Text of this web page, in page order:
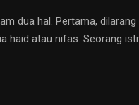
dua hal. Pertama,
haid atau nifas. Seorang